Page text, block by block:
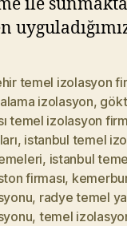
ile
temel izolasyon
izolasyon,
temel izolasyon
, istanbul temel
, istanbul
firması,
, radye temel
, temel